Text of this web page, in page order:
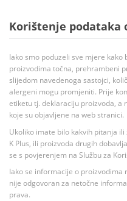
Korištenje podataka
Iako smo poduzeli sve mjere
proizvodima točna, prehrambeni
slijedom navedenoga sastojci,
alergeni mogu promjeniti. Prije
etiketu tj. deklaraciju proizvoda, a
koje su objavljene na web stranici.
Ukoliko imate bilo kakvih pitanja
K Plus, ili proizvoda drugih
se s povjerenjem na Službu za
Iako se informacije o proizvodima
nije odgovoran za netočne
prava.